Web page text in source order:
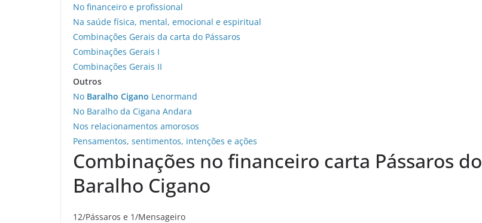
No financeiro e profissional
Na saúde física, mental, emocional e espiritual
Combinações Gerais da carta do Pássaros
Combinações Gerais I
Combinações Gerais II
Outros
No Baralho Cigano Lenormand
No Baralho da Cigana Andara
Nos relacionamentos amorosos
Pensamentos, sentimentos, intenções e ações
Combinações no financeiro carta Pássaros do
Baralho Cigano
12/Pássaros e 1/Mensageiro